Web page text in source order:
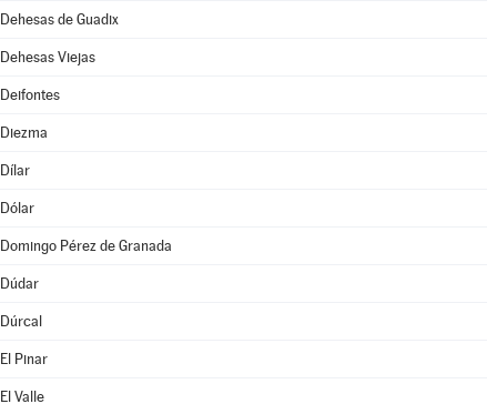
Dehesas de Guadix
Dehesas Viejas
Deifontes
Diezma
Dílar
Dólar
Domingo Pérez de Granada
Dúdar
Dúrcal
El Pinar
El Valle